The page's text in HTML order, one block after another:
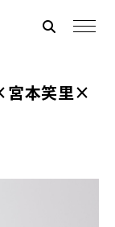
宮本笑里×